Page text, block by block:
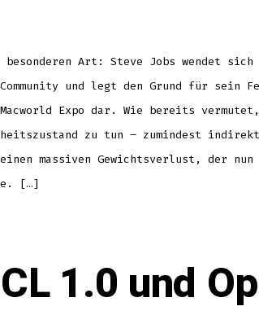
besonderen Art: Steve Jobs wendet
und legt den Grund für sein
Expo dar. Wie bereits
zu tun – zumindest
massiven Gewichtsverlust, der nun
[…]
1.0 und